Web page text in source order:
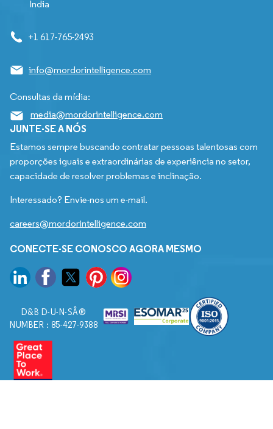
India
+1 617-765-2493
info@mordorintelligence.com
Consultas da mídia:
media@mordorintelligence.com
JUNTE-SE A NÓS
Estamos sempre buscando contratar pessoas talentosas com
proporções iguais e extraordinárias de experiência no setor,
capacidade de resolver problemas e inclinação.
Interessado? Envie-nos um e-mail.
careers@mordorintelligence.com
CONECTE-SE CONOSCO AGORA MESMO
D&B D-U-N-SÂ®
NUMBER : 85-427-9388